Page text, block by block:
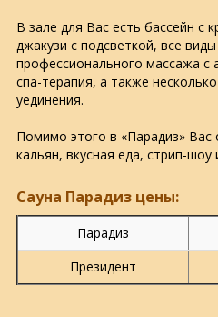
В зале для Вас есть бассейн с
джакузи с подсветкой, все
профессионального массажа с
спа-терапия, а также
уединения.
Помимо этого в «Парадиз»
кальян, вкусная еда, стрип-шоу
Сауна Парадиз цены:
Парадиз
Президент